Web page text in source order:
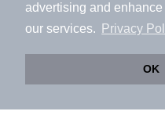
advertising and
our services.
Privacy
OK
アプリに切り替えて
会員登録なしですぐ使
お問い